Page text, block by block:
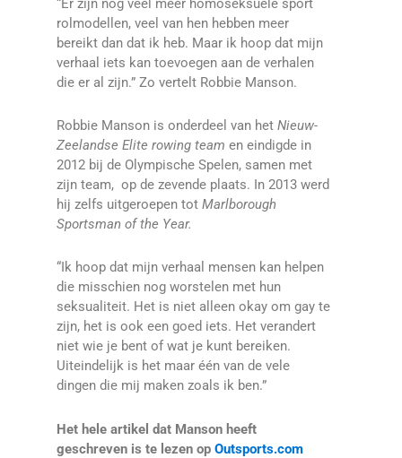
“Er zijn nog veel meer homoseksuele sport
rolmodellen, veel van hen hebben meer
bereikt dan dat ik heb. Maar ik hoop dat mijn
verhaal iets kan toevoegen aan de verhalen
die er al zijn.” Zo vertelt Robbie Manson.
Robbie Manson is onderdeel van het Nieuw-
Zeelandse Elite rowing team en eindigde in
2012 bij de Olympische Spelen, samen met
zijn team, op de zevende plaats. In 2013 werd
hij zelfs uitgeroepen tot Marlborough
Sportsman of the Year.
“Ik hoop dat mijn verhaal mensen kan helpen
die misschien nog worstelen met hun
seksualiteit. Het is niet alleen okay om gay te
zijn, het is ook een goed iets. Het verandert
niet wie je bent of wat je kunt bereiken.
Uiteindelijk is het maar één van de vele
dingen die mij maken zoals ik ben.”
Het hele artikel dat Manson heeft
geschreven is te lezen op Outsports.com